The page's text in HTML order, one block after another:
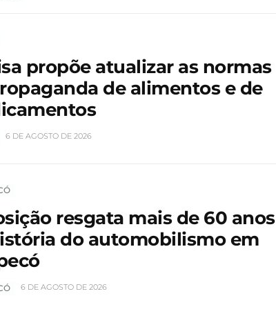
propõe atualizar as normas
de alimentos e de
6 DE AGOSTO DE 2026
resgata mais de 60 anos
do automobilismo em
6 DE AGOSTO DE 2026